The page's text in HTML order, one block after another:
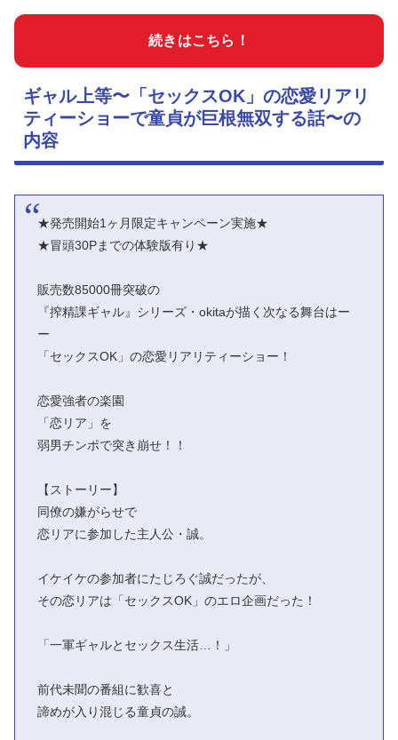
続きはこちら！
ギャル上等〜「セックスOK」の恋愛リアリ
ティーショーで童貞が巨根無双する話〜の
内容
★発売開始1ヶ月限定キャンペーン実施★
★冒頭30Pまでの体験版有り★
販売数85000冊突破の
『搾精課ギャル』シリーズ・okitaが描く次なる舞台はー
ー
「セックスOK」の恋愛リアリティーショー！
恋愛強者の楽園
「恋リア」を
弱男チンポで突き崩せ！！
【ストーリー】
同僚の嫌がらせで
恋リアに参加した主人公・誠。
イケイケの参加者にたじろぐ誠だったが、
その恋リアは「セックスOK」のエロ企画だった！
「一軍ギャルとセックス生活…！」
前代未聞の番組に歓喜と
諦めが入り混じる童貞の誠。